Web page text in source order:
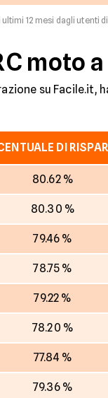
12 mesi dagli utenti
moto
su Facile.it,
DI
80.62 %
80.30 %
79.46 %
78.75 %
79.22 %
78.20 %
77.84 %
79.36 %